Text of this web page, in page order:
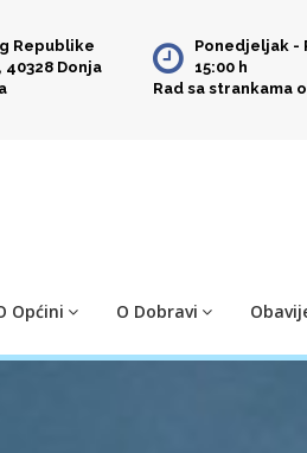
Republike
40328 Donja
Ponedjeljak -
15:00 h
Rad sa strankama
Općini O Dobravi